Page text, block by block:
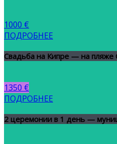
1000 €
ПОДРОБНЕЕ
Свадьба на Кипре — на пляже
1350 €
ПОДРОБНЕЕ
2 церемонии в 1 день —